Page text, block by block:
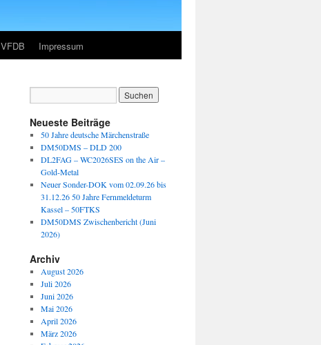
VFDB Impressum
Neueste Beiträge
50 Jahre deutsche Märchenstraße
DM50DMS – DLD 200
DL2FAG – WC2026SES on the Air –
Gold-Metal
Neuer Sonder-DOK vom 02.09.26 bis
31.12.26 50 Jahre Fernmeldeturm
Kassel – 50FTKS
DM50DMS Zwischenbericht (Juni
2026)
Archiv
August 2026
Juli 2026
Juni 2026
Mai 2026
April 2026
März 2026